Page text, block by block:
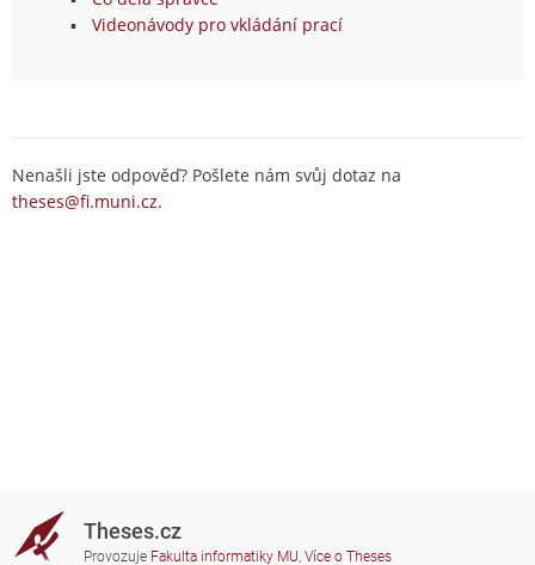
Videonávody pro vkládání prací
Nenašli jste odpověď? Pošlete nám svůj dotaz na
theses@fi.muni.cz.
Theses.cz
Provozuje Fakulta informatiky MU, Více o Theses